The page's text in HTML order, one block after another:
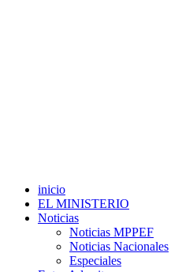
inicio
EL MINISTERIO
Noticias
Noticias MPPEF
Noticias Nacionales
Especiales